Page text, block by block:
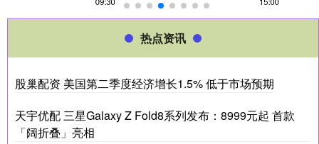
热点资讯
股巢配资 美国第二季度经济增长1.5% 低于市场预期
天宇优配 三星Galaxy Z Fold8系列发布：8999元起 首款
「阔折叠」亮相